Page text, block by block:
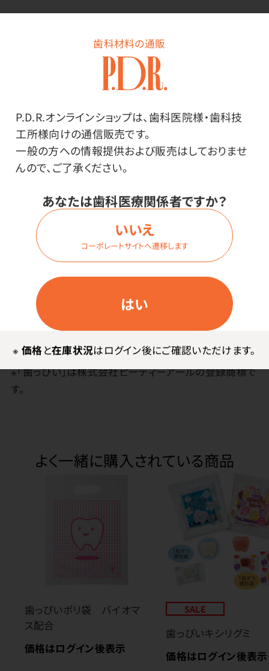
歯科材料の通販
P.D.R.オンラインショップは、歯科医院様・歯科技
工所様向けの通信販売です。
一般の方への情報提供および販売はしておりませ
んので、ご了承ください。
あなたは歯科医療関係者ですか？
はい
いいえ
コーポレートサイトへ遷移します
※ 価格と在庫状況はログイン後にご確認いただけます。
商品詳細
歯ブラシを1～2本入れるのにピッタリの紙袋。
その他
●材質／紙
使用上の注意
※「歯っぴい」は株式会社ピーディーアールの登録商標で
す。
よく一緒に購入されている商品
歯っぴいポリ袋 バイオマ
ス配合
価格はログイン後表示
SALE
歯っぴいキシリグミ
価格はログイン後表示